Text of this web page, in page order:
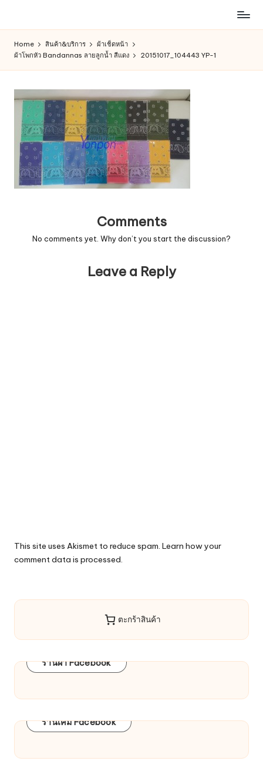
content
สินค้า
คน
รัก
การ
ช็อป
Home สินค้า&บริการ
ผ้าเช็ดหน้า
ผ้าโพกหัว Bandannas ลายลูกน้ำ สีแดง
20151017_104443 YP-1
Comments
No comments yet. Why don’t you start the discussion?
Leave a Reply
This site uses Akismet to reduce spam. Learn how your
comment data is processed.
ตะกร้าสินค้า
ร้านผ้า Facebook
ร้านเคมี Facebook